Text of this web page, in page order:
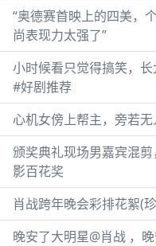
“奥德赛首映上的四美，
尚表现力太强了”
小时候看只觉得搞笑，
#好剧推荐
心机女傍上帮主，旁若
颁奖典礼现场男嘉宾混
影百花奖
肖战跨年晚会彩排花絮(
晚安了大明星@肖战 ，晚